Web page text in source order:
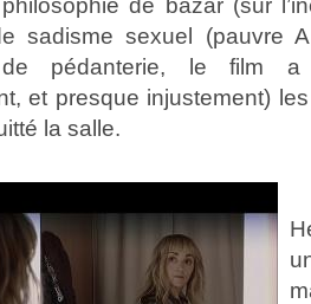
sadisme sexuel (pauvre
pédanterie, le film a
et presque injustement)
la salle.